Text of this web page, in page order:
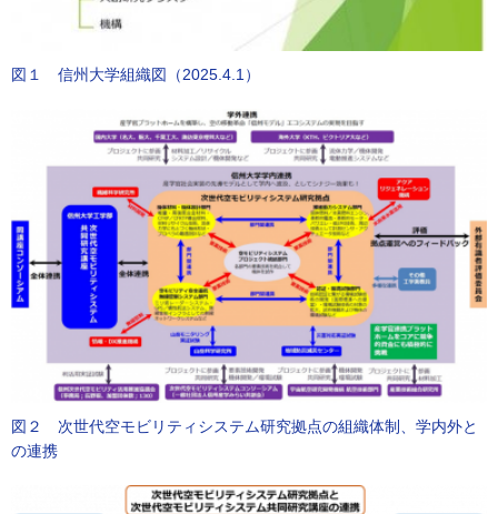
図１ 信州大学組織図（2025.4.1）
図２ 次世代空モビリティシステム研究拠点の組織体制、学内外と
の連携